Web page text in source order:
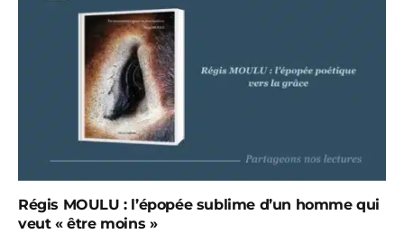
Régis MOULU : l’épopée sublime d’un homme qui
veut « être moins »